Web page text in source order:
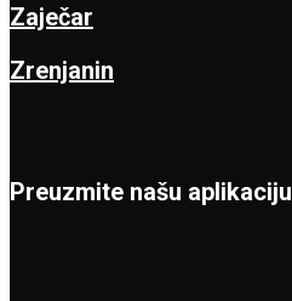
Zaječar
Zrenjanin
Preuzmite našu aplikaciju